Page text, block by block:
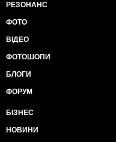
РЕЗОНАНС
ФОТО
ВІДЕО
ФОТОШОПИ
БЛОГИ
ФОРУМ
БІЗНЕС
НОВИНИ